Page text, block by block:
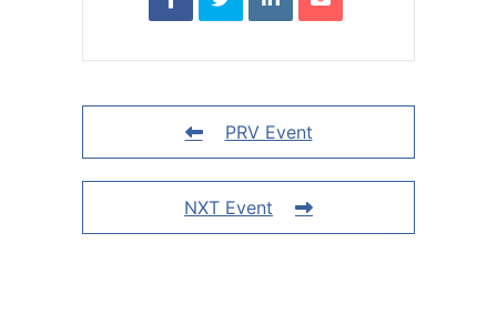
PRV Event
NXT Event